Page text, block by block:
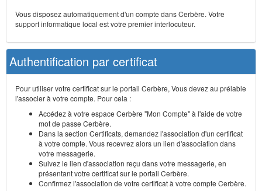
Vous disposez automatiquement d'un compte dans Cerbère. Votre
support informatique local est votre premier interlocuteur.
Authentification par certificat
Pour utiliser votre certificat sur le portail Cerbère, Vous devez au prélable
l'associer à votre compte. Pour cela :
Accédez à votre espace Cerbère "Mon Compte" à l'aide de votre
mot de passe Cerbère.
Dans la section Certificats, demandez l'association d'un certificat
à votre compte. Vous recevrez alors un lien d'association dans
votre messagerie.
Suivez le lien d'association reçu dans votre messagerie, en
présentant votre certificat sur le portail Cerbère.
Confirmez l'association de votre certificat à votre compte Cerbère.